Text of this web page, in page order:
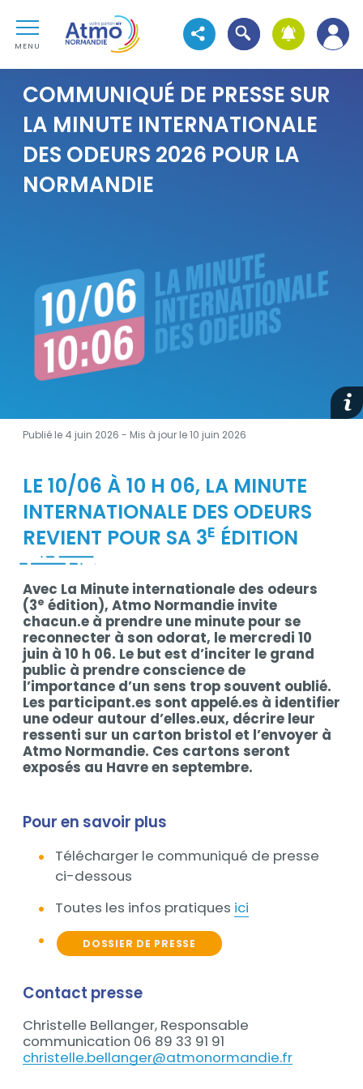
Aller au premier menu de navigation
Aller à la recherche
MENU
Atmo Normandie
Voir les réseaux sociaux
Ouvrir la recherche
COMMUNIQUÉ DE PRESSE SUR
LA MINUTE INTERNATIONALE
DES ODEURS 2026 POUR LA
NORMANDIE
Visuel
Publié le 4 juin 2026 - Mis à jour le10 juin 2026
Description
LE 10/06 À 10 H 06, LA MINUTE
INTERNATIONALE DES ODEURS
REVIENT POUR SA 3E ÉDITION
Avec La Minute internationale des odeurs
(3e édition), Atmo Normandie invite
chacun.e à prendre une minute pour se
reconnecter à son odorat, le mercredi 10
juin à 10 h 06. Le but est d’inciter le grand
public à prendre conscience de
l’importance d’un sens trop souvent oublié.
Les participant.es sont appelé.es à identifier
une odeur autour d’elles.eux, décrire leur
ressenti sur un carton bristol et l’envoyer à
Atmo Normandie. Ces cartons seront
exposés au Havre en septembre.
Pour en savoir plus
Télécharger le communiqué de presse
ci-dessous
Toutes les infos pratiques ici
DOSSIER DE PRESSE
Contact presse
Christelle Bellanger, Responsable
communication 06 89 33 91 91
christelle.bellanger@atmonormandie.fr